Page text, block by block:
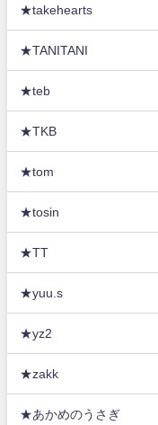
★takehearts
★TANITANI
★teb
★TKB
★tom
★tosin
★TT
★yuu.s
★yz2
★zakk
★あかめのうさぎ